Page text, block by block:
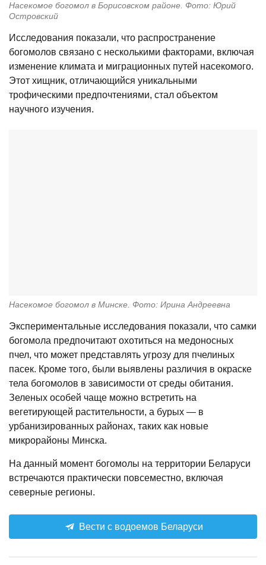
Насекомое богомол в Борисовском районе. Фото: Юрий
Островский
Исследования показали, что распространение
богомолов связано с несколькими факторами, включая
изменение климата и миграционных путей насекомого.
Этот хищник, отличающийся уникальными
трофическими предпочтениями, стал объектом
научного изучения.
Насекомое богомол в Минске. Фото: Ирина Андреевна
Экспериментальные исследования показали, что самки
богомола предпочитают охотиться на медоносных
пчел, что может представлять угрозу для пчелиных
пасек. Кроме того, были выявлены различия в окраске
тела богомолов в зависимости от среды обитания.
Зеленых особей чаще можно встретить на
вегетирующей растительности, а бурых — в
урбанизированных районах, таких как новые
микрорайоны Минска.
На данный момент богомолы на территории Беларуси
встречаются практически повсеместно, включая
северные регионы.
Вести с водоемов Беларуси